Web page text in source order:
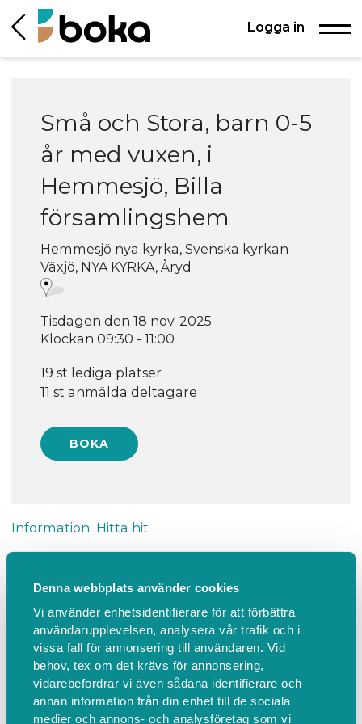
Denna webbplats använder cookies
Vi använder enhetsidentifierare för att förbättra
användarupplevelsen, analysera vår trafik och i
vissa fall för annonsering till användaren. Vid
behov, tex om det krävs för annonsering,
vidarebefordrar vi även sådana identifierare och
annan information från din enhet till de sociala
medier och annons- och analysföretag som vi
Logga in
Små och Stora, barn 0-5
år med vuxen, i
Hemmesjö, Billa
församlingshem
Hemmesjö nya kyrka, Svenska kyrkan
Växjö, NYA KYRKA, Åryd
Tisdagen den 18 nov. 2025
Klockan 09:30 - 11:00
19 st lediga platser
11 st anmälda deltagare
Information Hitta hit
Små och Stora, barn 0-5 år med
vuxen, i Hemmesjö, Billa
församlingshem
Obs! Ange antal som kommer från din familj.
Sångsamling med andakt, fika, lek och gemenskap.
Fikat kostar 20 kr, betalas med swish.